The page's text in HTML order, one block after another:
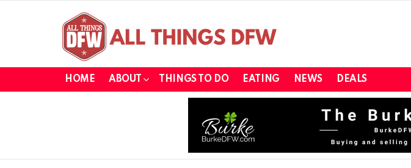
HOME ABOUT THINGS TO DO EATING NEWS DEALS